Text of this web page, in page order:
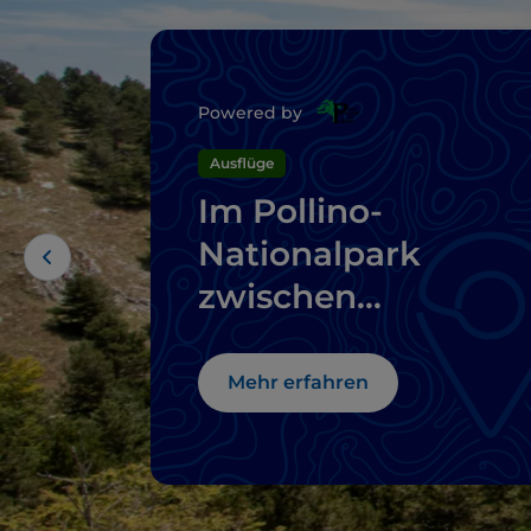
Powered by
Ausflüge
Im Pollino-
Nationalpark
zwischen
mystischen Orten
und Dörfern auf
Mehr erfahren